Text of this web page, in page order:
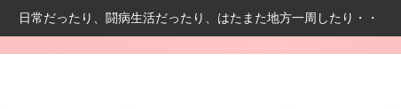
日常だったり、闘病生活だったり、はたまた地方一周したり・・